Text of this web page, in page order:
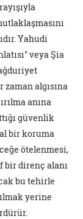
Yahudi
veya Şia
algısına
anına
güvenlik
bir koruma
ötelenmesi,
bir direnç alanı
bu tehirle
yerine